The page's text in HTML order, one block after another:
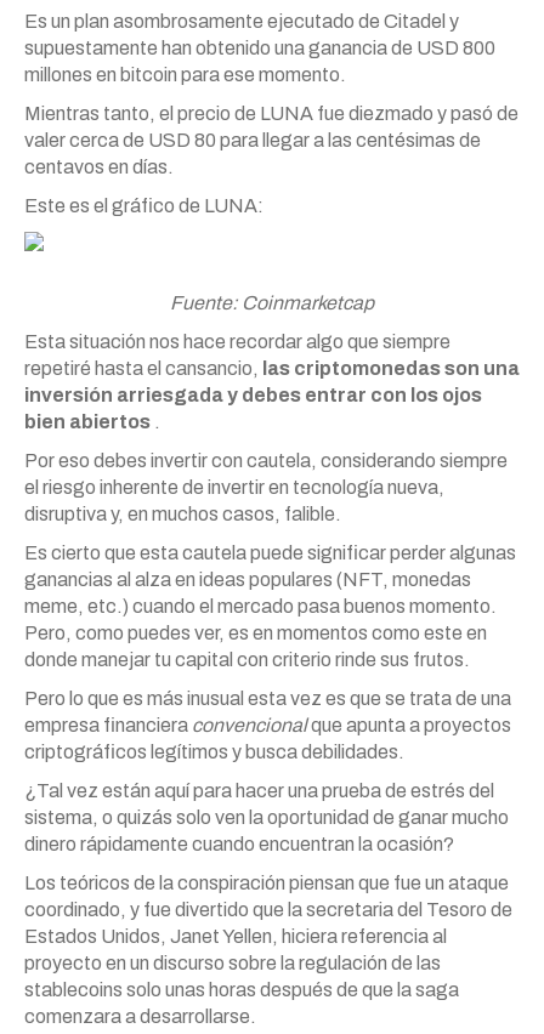
Es un plan asombrosamente ejecutado de Citadel y
supuestamente han obtenido una ganancia de USD 800
millones en bitcoin para ese momento.
Mientras tanto, el precio de LUNA fue diezmado y pasó de
valer cerca de USD 80 para llegar a las centésimas de
centavos en días.
Este es el gráfico de LUNA:
Fuente: Coinmarketcap
Esta situación nos hace recordar algo que siempre
repetiré hasta el cansancio, las criptomonedas son una
inversión arriesgada y debes entrar con los ojos
bien abiertos .
Por eso debes invertir con cautela, considerando siempre
el riesgo inherente de invertir en tecnología nueva,
disruptiva y, en muchos casos, falible.
Es cierto que esta cautela puede significar perder algunas
ganancias al alza en ideas populares (NFT, monedas
meme, etc.) cuando el mercado pasa buenos momento.
Pero, como puedes ver, es en momentos como este en
donde manejar tu capital con criterio rinde sus frutos.
Pero lo que es más inusual esta vez es que se trata de una
empresa financiera convencionalque apunta a proyectos
criptográficos legítimos y busca debilidades.
¿Tal vez están aquí para hacer una prueba de estrés del
sistema, o quizás solo ven la oportunidad de ganar mucho
dinero rápidamente cuando encuentran la ocasión?
Los teóricos de la conspiración piensan que fue un ataque
coordinado, y fue divertido que la secretaria del Tesoro de
Estados Unidos, Janet Yellen, hiciera referencia al
proyecto en un discurso sobre la regulación de las
stablecoins solo unas horas después de que la saga
comenzara a desarrollarse.